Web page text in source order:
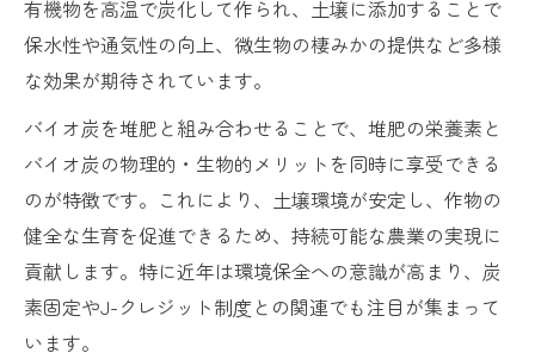
有機物を高温で炭化して作られ、土壌に添加することで
保水性や通気性の向上、微生物の棲みかの提供など多様
な効果が期待されています。
バイオ炭を堆肥と組み合わせることで、堆肥の栄養素と
バイオ炭の物理的・生物的メリットを同時に享受できる
のが特徴です。これにより、土壌環境が安定し、作物の
健全な生育を促進できるため、持続可能な農業の実現に
貢献します。特に近年は環境保全への意識が高まり、炭
素固定やJ-クレジット制度との関連でも注目が集まって
います。